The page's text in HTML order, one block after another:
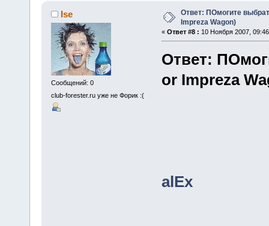
Ise
Сообщений: 0
club-forester.ru уже не Форик :(
Ответ: ПОмогите
Impreza Wagon)
« Ответ #8 : 10 Ноября 2007,
Ответ:
or Impreza
alEx